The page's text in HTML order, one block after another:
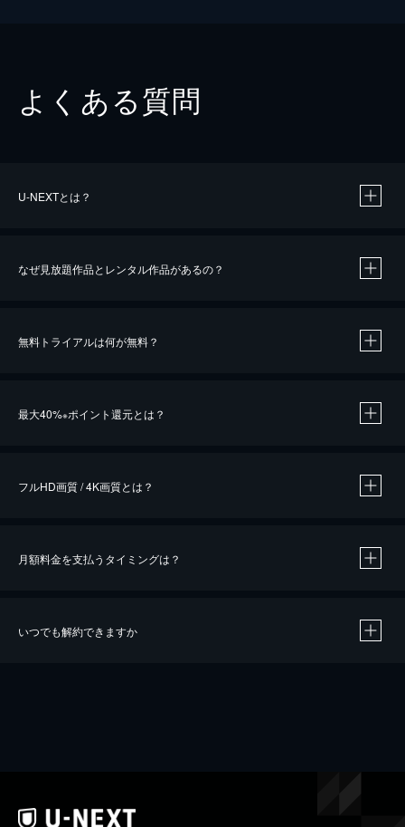
よくある質問
U-NEXTとは？
なぜ見放題作品とレンタル作品があるの？
無料トライアルは何が無料？
最大40%※ポイント還元とは？
※40％ポイント還元の対象は、クレジットカード決済による作品の購入 / レンタルです。
フルHD画質 / 4K画質とは？
月額料金を支払うタイミングは？
いつでも解約できますか